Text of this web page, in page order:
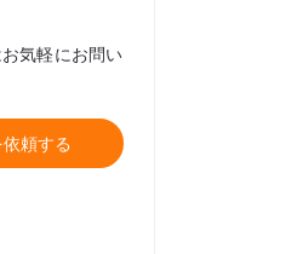
気軽にお問い
頼する